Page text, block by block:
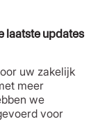
laatste updates
uw zakelijk
meer
we
voor